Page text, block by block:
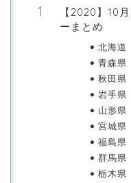
【2020】10
ーまとめ
北海道
青森県
秋田県
岩手県
山形県
宮城県
福島県
群馬県
栃木県